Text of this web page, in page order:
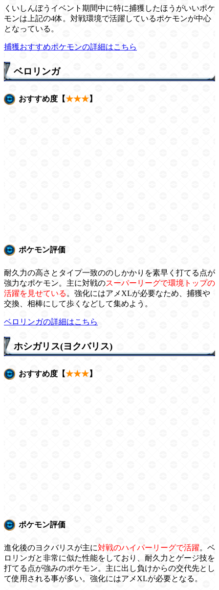
くいしんぼうイベント期間中に特に捕獲したほうがいいポケ
モンは上記の4体。対戦環境で活躍しているポケモンが中心
となっている。
捕獲おすすめポケモンの詳細はこちら
ベロリンガ
おすすめ度【★★★】
ポケモン評価
耐久力の高さとタイプ一致ののしかかりを素早く打てる点が
強力なポケモン。主に対戦のスーパーリーグで環境トップの
活躍を見せている 。強化にはアメXLが必要なため、捕獲や
交換、相棒にして歩くなどして集めよう。
ベロリンガの詳細はこちら
ホシガリス(ヨクバリス)
おすすめ度【★★★】
ポケモン評価
進化後のヨクバリスが主に対戦のハイパーリーグで活躍。ベ
ロリンガと非常に似た性能をしており、耐久力とゲージ技を
打てる点が強みのポケモン。主に出し負けからの交代先とし
て使用される事が多い。強化にはアメXLが必要となる。